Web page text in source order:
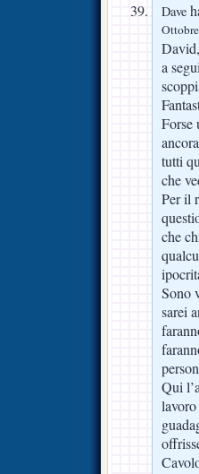
Dave
a
Forse
tutti
che
Per il
che
Sono
sarei
Qui